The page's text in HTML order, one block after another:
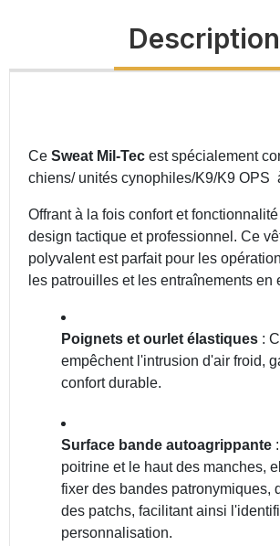
Description
Ce Sweat Mil-Tec estspécialement
chiens/ unités cynophiles/K9/K9 OPS
Offrant à la fois confort et
design tactique et professionnel. Ce
polyvalent est parfait pour les
les patrouilles et les entraînements en
Poignets et ourlet élastiques :
empêchent l'intrusion d'air froid,
confort durable.
Surface bande autoagrippante
poitrine et le haut des manches,
fixer des bandes patronymiques,
des patchs, facilitant ainsi
personnalisation.